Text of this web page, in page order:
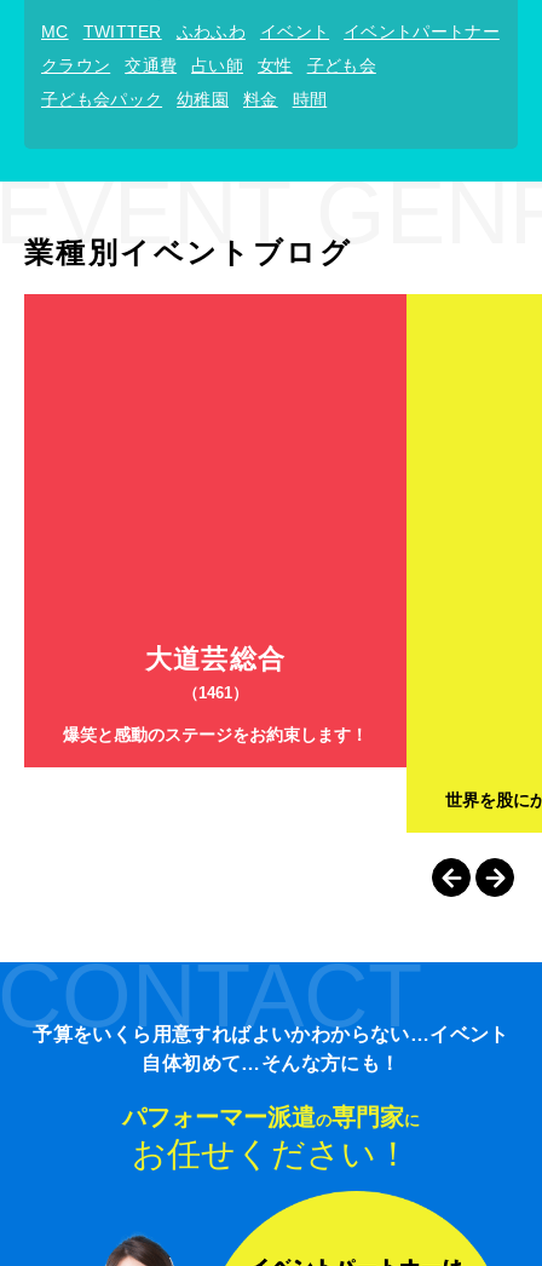
MC TWITTER ふわふわ イベント
イベントパートナー
クラウン
交通費 占い師 女性
子ども会
子ども会パック
幼稚園 料金 時間
業種別イベントブログ
大道芸総合
（1461）
爆笑と感動のステージをお約束します！
世界を股に
予算をいくら用意すればよいかわからない…イベント
自体初めて…そんな方にも！
パフォーマー派遣の専門家に
お任せください！